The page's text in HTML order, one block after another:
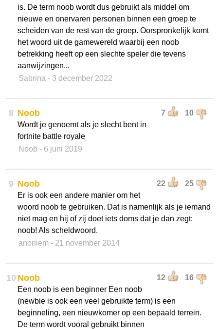
is. De term noob wordt dus gebruikt als middel om
nieuwe en onervaren personen binnen een groep te
scheiden van de rest van de groep. Oorspronkelijk komt
het woord uit de gamewereld waarbij een noob
betrekking heeft op een slechte speler die tevens
aanwijzingen...
Sabrina - 3 december 2022
8 7 10
Noob
Wordt je genoemt als je slecht bent in
fortnite battle royale
Noob - 6 juni 2019
9 22 25
Noob
Er is ook een andere manier om het
woord noob te gebruiken. Dat is namenlijk als je iemand
niet mag en hij of zij doet iets doms dat je dan zegt:
noob! Als scheldwoord.
anoniem - 21 november 2014
10 12 16
Noob
Een noob is een beginner Een noob
(newbie is ook een veel gebruikte term) is een
beginneling, een nieuwkomer op een bepaald terrein.
De term wordt vooral gebruikt binnen